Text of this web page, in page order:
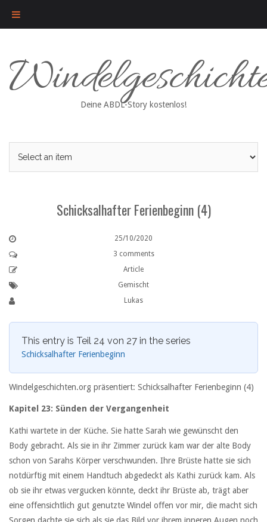
content
Deine ABDL-Story kostenlos!
Schicksalhafter Ferienbeginn (4)
25/10/2020
3 comments
Article
Gemischt
Lukas
This entry is Teil 24 von 27 in the series
Schicksalhafter Ferienbeginn
Windelgeschichten.org präsentiert: Schicksalhafter Ferienbeginn (4)
Kapitel 23: Sünden der Vergangenheit
Kathi wartete in der Küche. Sie hatte Sarah wie gewünscht den
Body gebracht. Als sie in ihr Zimmer zurück kam war der alte Body
schon von Sarahs Körper verschwunden. Ihre Brüste hatte sie sich
notdürftig mit einem Handtuch abgedeckt als Kathi zurück kam. Als
ob sie ihr etwas vergucken könnte, deckt ihr Brüste ab, trägt aber
eine offensichtlich gut genutzte Windel offen vor mir, die macht sich
Sorgen dachte sie sich als sie das Bild vor ihrem inneren Augen noch